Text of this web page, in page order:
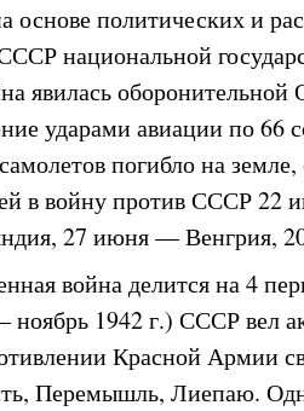
основе политических и
национальной
явилась оборонительной
ударами авиации по 66
погибло на земле,
в войну против СССР 22
27 июня — Венгрия,
война делится на 4
1942 г.) СССР вел
Красной Армии
Перемышль, Лиепаю.